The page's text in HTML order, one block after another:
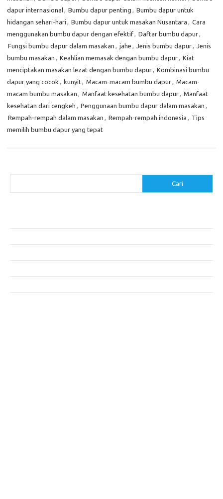
dapur internasional, Bumbu dapur penting , Bumbu dapur untuk
hidangan sehari-hari , Bumbu dapur untuk masakan Nusantara , Cara
menggunakan bumbu dapur dengan efektif, Daftar bumbu dapur,
Fungsi bumbu dapur dalam masakan , jahe , Jenis bumbu dapur, Jenis
bumbu masakan , Keahlian memasak dengan bumbu dapur, Kiat
menciptakan masakan lezat dengan bumbu dapur, Kombinasi bumbu
dapur yang cocok , kunyit, Macam-macam bumbu dapur, Macam-
macam bumbu masakan , Manfaat kesehatan bumbu dapur, Manfaat
kesehatan dari cengkeh , Penggunaan bumbu dapur dalam masakan ,
Rempah-rempah dalam masakan , Rempah-rempah indonesia , Tips
memilih bumbu dapur yang tepat
Cari